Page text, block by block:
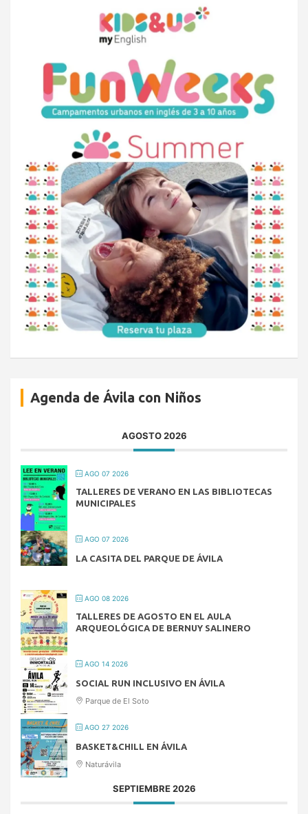
Agenda de Ávila con Niños
AGOSTO 2026
AGO 07 2026
TALLERES DE VERANO EN LAS BIBLIOTECAS
MUNICIPALES
AGO 07 2026
LA CASITA DEL PARQUE DE ÁVILA
AGO 08 2026
TALLERES DE AGOSTO EN EL AULA
ARQUEOLÓGICA DE BERNUY SALINERO
AGO 14 2026
SOCIAL RUN INCLUSIVO EN ÁVILA
Parque de El Soto
AGO 27 2026
BASKET&CHILL EN ÁVILA
Naturávila
SEPTIEMBRE 2026